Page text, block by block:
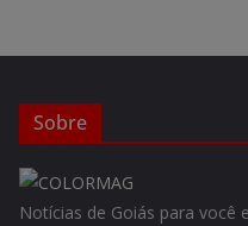
Sobre
Notícias de Goiás para você